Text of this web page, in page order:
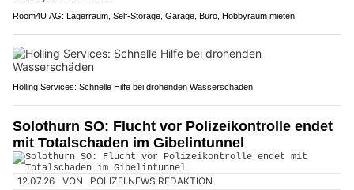
Room4U AG: Lagerraum, Self-Storage, Garage, Büro, Hobbyraum mieten
Holling Services: Schnelle Hilfe bei drohenden Wasserschäden
Solothurn SO: Flucht vor Polizeikontrolle endet
mit Totalschaden im Gibelintunnel
12.07.26 VON POLIZEI.NEWS REDAKTION